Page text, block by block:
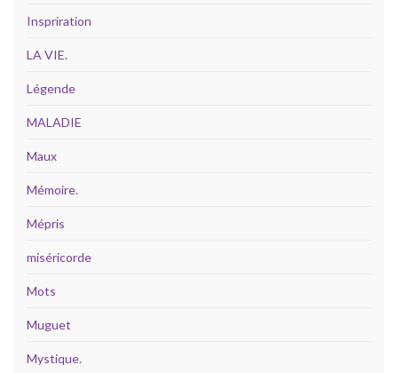
Inspriration
LA VIE.
Légende
MALADIE
Maux
Mémoire.
Mépris
miséricorde
Mots
Muguet
Mystique.